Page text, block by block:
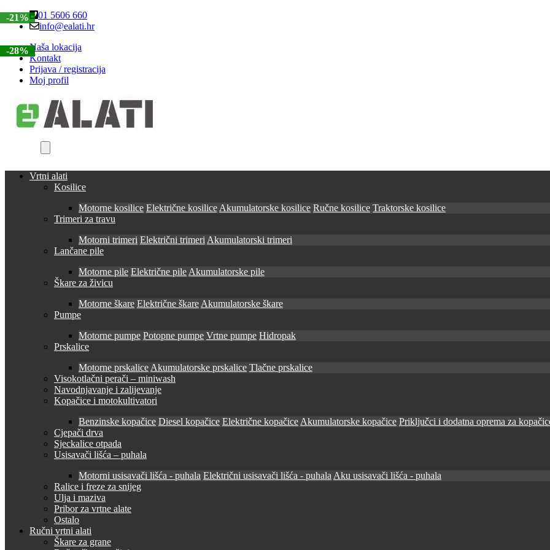
Skip
to
Skip
to
01 5606 660
info@ealati.hr
Naša lokacija
Kontakt
Prijava / registracija
Moj profil
Vrtni alati
Kosilice
Motorne kosilice Električne kosilice Akumulatorske kosilice Ručne kosilice Traktorske kosilice
Trimeri za travu
Motorni trimeri Električni trimeri Akumulatorski trimeri
Lančane pile
Motorne pile Električne pile Akumulatorske pile
Škare za živicu
Motorne škare Električne škare Akumulatorske škare
Pumpe
Motorne pumpe Potopne pumpe Vrtne pumpe Hidropak
Prskalice
Motorne prskalice Akumulatorske prskalice Tlačne prskalice
Visokotlačni perači – miniwash
Navodnjavanje i zalijevanje
Kopačice i motokultivatori
Benzinske kopačice Diesel kopačice Električne kopačice Akumulatorske kopačice Priključci i dodatna oprema za
Cjepači drva
Sjeckalice otpada
Usisavači lišća – puhala
Motorni usisavači lišća - puhala Električni usisavači lišća - puhala Aku usisavači lišća - puhala
Ralice i freze za snijeg
Ulja i maziva
Pribor za vrtne alate
Ostalo
Ručni vrtni alati
Škare za grane
-21%
-30%
-28%